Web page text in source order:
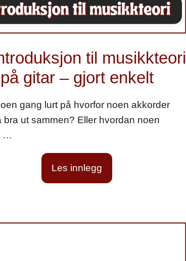
til musikkteori
på gitar – gjort enkelt
gang lurt på hvorfor noen akkorder
bra ut sammen? Eller hvordan noen
…
Les innlegg